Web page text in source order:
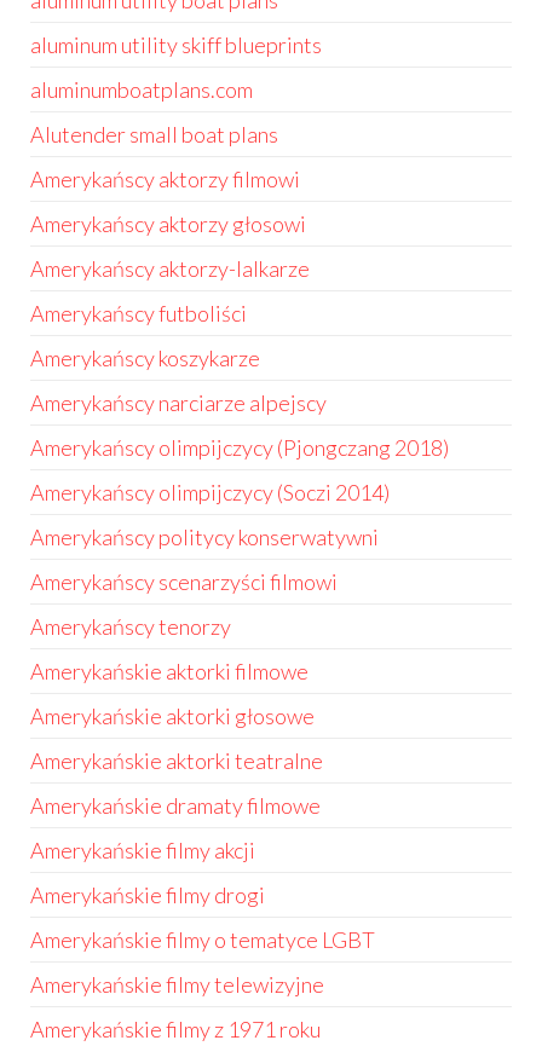
aluminum utility skiff blueprints
aluminumboatplans.com
Alutender small boat plans
Amerykańscy aktorzy filmowi
Amerykańscy aktorzy głosowi
Amerykańscy aktorzy-lalkarze
Amerykańscy futboliści
Amerykańscy koszykarze
Amerykańscy narciarze alpejscy
Amerykańscy olimpijczycy (Pjongczang 2018)
Amerykańscy olimpijczycy (Soczi 2014)
Amerykańscy politycy konserwatywni
Amerykańscy scenarzyści filmowi
Amerykańscy tenorzy
Amerykańskie aktorki filmowe
Amerykańskie aktorki głosowe
Amerykańskie aktorki teatralne
Amerykańskie dramaty filmowe
Amerykańskie filmy akcji
Amerykańskie filmy drogi
Amerykańskie filmy o tematyce LGBT
Amerykańskie filmy telewizyjne
Amerykańskie filmy z 1971 roku